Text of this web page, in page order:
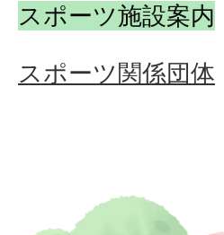
スポーツ施設案内
スポーツ関係団体